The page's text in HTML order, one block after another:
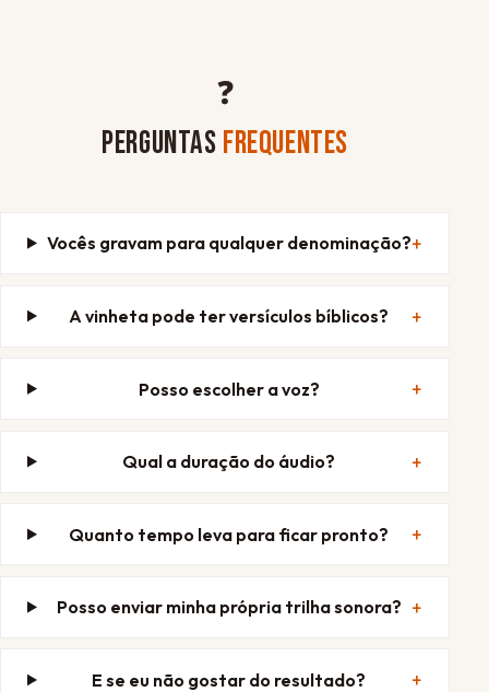
❓
PERGUNTAS FREQUENTES
Vocês gravam para qualquer denominação?
A vinheta pode ter versículos bíblicos?
Posso escolher a voz?
Qual a duração do áudio?
Quanto tempo leva para ficar pronto?
Posso enviar minha própria trilha sonora?
E se eu não gostar do resultado?